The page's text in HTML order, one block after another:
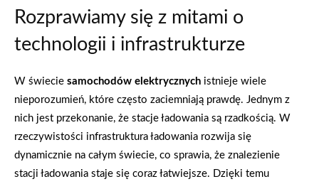
Rozprawiamy się z mitami o
technologii i infrastrukturze
W świecie samochodów elektrycznych istnieje wiele
nieporozumień, które często zaciemniają prawdę. Jednym z
nich jest przekonanie, że stacje ładowania są rzadkością. W
rzeczywistości infrastruktura ładowania rozwija się
dynamicznie na całym świecie, co sprawia, że znalezienie
stacji ładowania staje się coraz łatwiejsze. Dzięki temu